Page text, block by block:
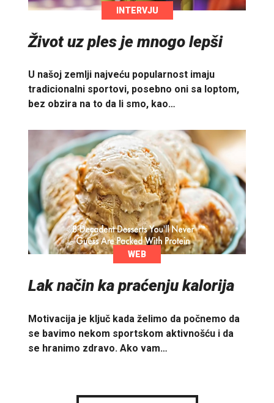
INTERVJU
Život uz ples je mnogo lepši
U našoj zemlji najveću popularnost imaju
tradicionalni sportovi, posebno oni sa loptom,
bez obzira na to da li smo, kao…
WEB
Lak način ka praćenju kalorija
Motivacija je ključ kada želimo da počnemo da
se bavimo nekom sportskom aktivnošću i da
se hranimo zdravo. Ako vam…